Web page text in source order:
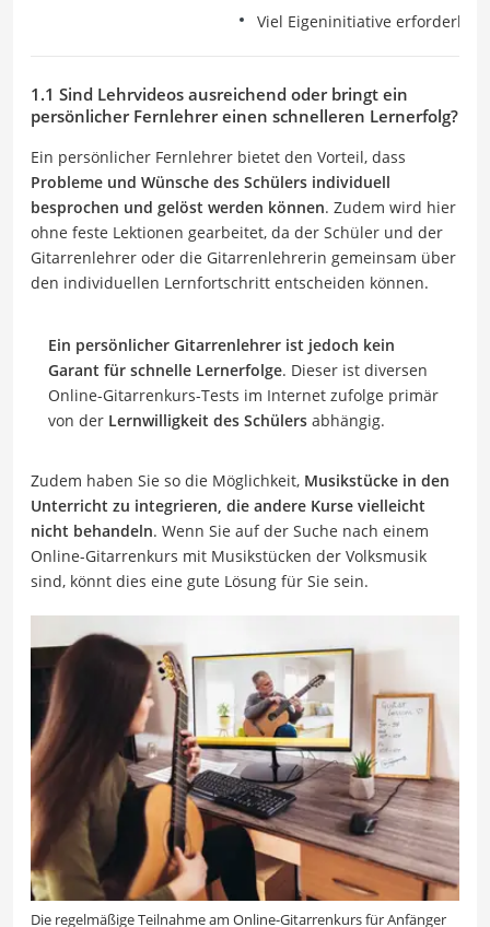
Viel Eigeninitiative erforderlich.
1.1 Sind Lehrvideos ausreichend oder bringt ein
persönlicher Fernlehrer einen schnelleren Lernerfolg?
Ein persönlicher Fernlehrer bietet den Vorteil, dass
Probleme und Wünsche des Schülers individuell
besprochen und gelöst werden können. Zudem wird hier
ohne feste Lektionen gearbeitet, da der Schüler und der
Gitarrenlehrer oder die Gitarrenlehrerin gemeinsam über
den individuellen Lernfortschritt entscheiden können.
Ein persönlicher Gitarrenlehrer ist jedoch kein
Garant für schnelle Lernerfolge. Dieser ist diversen
Online-Gitarrenkurs-Tests im Internet zufolge primär
von der Lernwilligkeit des Schülers abhängig.
Zudem haben Sie so die Möglichkeit, Musikstücke in den
Unterricht zu integrieren, die andere Kurse vielleicht
nicht behandeln. Wenn Sie auf der Suche nach einem
Online-Gitarrenkurs mit Musikstücken der Volksmusik
sind, könnt dies eine gute Lösung für Sie sein.
Die regelmäßige Teilnahme am Online-Gitarrenkurs für Anfänger